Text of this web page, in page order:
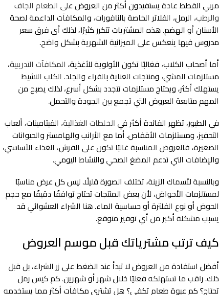
مربي القطط عادة يستفيدون أكثر من العروض على الطعام الجاف
والرطب، الرمل، الفلاتر الخاصة بالنافورات، والمكافآت الداعمة لصحة
الأسنان أو الهضم. هذه المشتريات تتكرر كثيرًا، لذلك أي فرق سعر
مدروس فيها ينعكس على الميزانية الشهرية بشكل واضح.
أما أصحاب الكلاب، فغالبًا تكون الأولوية للأغذية، المكافآت التدريبية،
مستلزمات المشي، ومنتجات العناية بالفراء والجلد. الكلب النشيط
يستهلك أكثر، ويحتاج مستلزمات تتجدد بشكل أسرع، لذلك يصبح من
المهم متابعة العروض التي تجمع بين الجودة والتحمل.
في الطيور، تظهر الفائدة أكثر في الخلطات الغذائية، الفيتامينات، ألعاب
التحفيز، ومستلزمات الأقفاص. أما مع الأرانب والهامستر والحيوانات
الصغيرة، فالعروض المناسبة غالبًا تكون على الفرش، الغذاء الأساسي،
والإضافات التي تدعم المضغ الصحي والنشاط اليومي.
وبالنسبة لأسماك الزينة، تختلف الصورة قليلًا. ليس كل عرض مناسبًا
لمستلزمات الأحواض، لأن بعض المنتجات تحتاج توافقًا دقيقًا مع حجم
الحوض أو نوع الفلترة أو حساسية الماء. هنا الشراء العشوائي قد
يسبب مشكلة أكبر من أي توفير متوقع.
كيف ترتب مشترياتك قبل موسم العروض
أفضل استفادة من العروض لا تبدأ عند الضغط على زر الشراء، بل قبل
ذلك. راقب ما تستهلكه فعليًا خلال شهر أو شهرين. كم كيس رمل
تحتاج؟ كم عبوة طعام تكفي؟ هل تشتري مكافآت أكثر مما يستخدمه